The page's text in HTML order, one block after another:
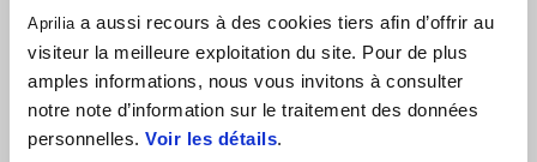
Aprilia a aussi recours à des cookies tiers afin d’offrir au
visiteur la meilleure exploitation du site. Pour de plus
amples informations, nous vous invitons à consulter
notre note d’information sur le traitement des données
personnelles. Voir les détails.
L’occasion unique de partager la piste avec certains des meilleurs
pilotes du monde, en tant que coach d'exception.À
commencer par la
légende du MotoGP Max Biaggi
, vainqueur de
quatre championnats du monde dans la catégorie 250 et double
champion du monde Superbike avec Aprilia RSV4, et de nombreux
autres pilotes et champions Aprilia Racing.